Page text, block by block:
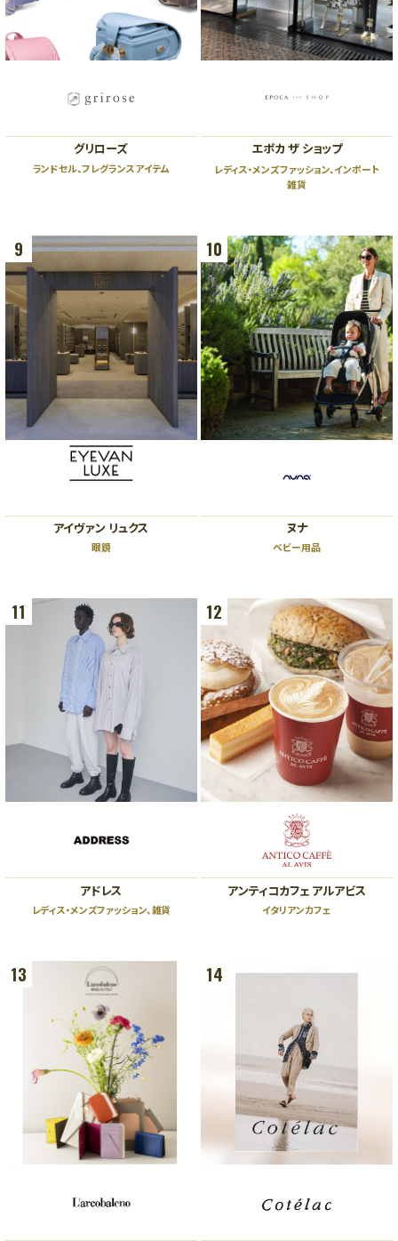
グリローズ
ランドセル、フレグランスアイテム
エポカ ザ ショップ
レディス・メンズファッション、インポート
雑貨
9
アイヴァン リュクス
眼鏡
10
ヌナ
ベビー用品
11
アドレス
レディス・メンズファッション、雑貨
12
アンティコカフェ アルアビス
イタリアンカフェ
13 14